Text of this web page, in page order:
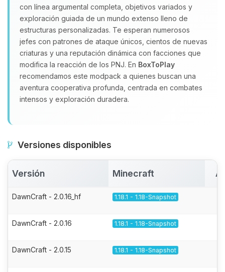
con línea argumental completa, objetivos variados y
exploración guiada de un mundo extenso lleno de
estructuras personalizadas. Te esperan numerosos
jefes con patrones de ataque únicos, cientos de nuevas
criaturas y una reputación dinámica con facciones que
modifica la reacción de los PNJ. En BoxToPlay
recomendamos este modpack a quienes buscan una
aventura cooperativa profunda, centrada en combates
intensos y exploración duradera.
Versiones disponibles
Versión Minecraft
DawnCraft - 2.0.16_hf 1.18.1 - 1.18-Snapshot
DawnCraft - 2.0.16 1.18.1 - 1.18-Snapshot
DawnCraft - 2.0.15 1.18.1 - 1.18-Snapshot